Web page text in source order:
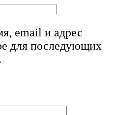
email и адрес
для последующих